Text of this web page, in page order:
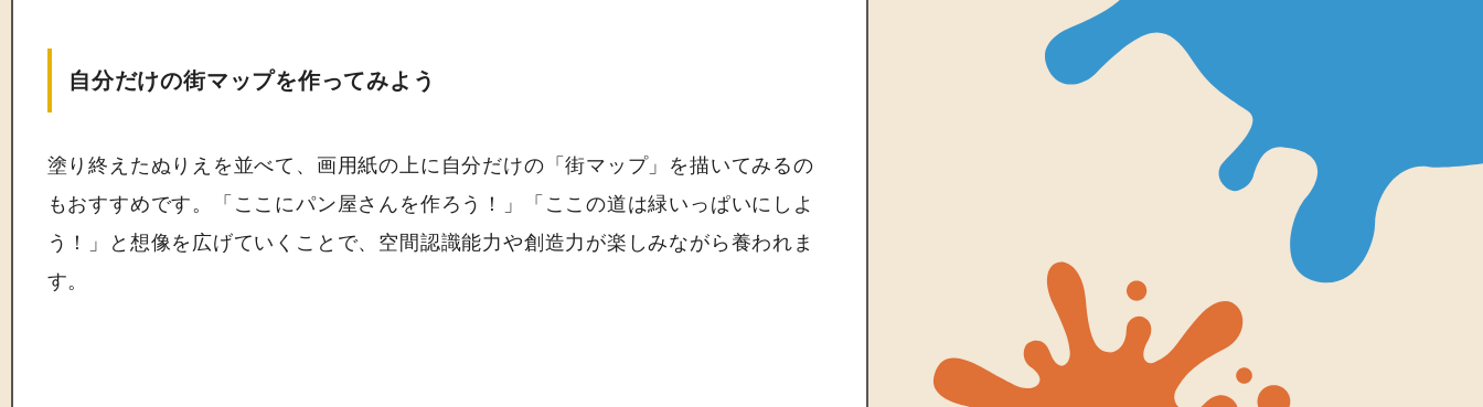
自分だけの街マップを作ってみよう
塗り終えたぬりえを並べて、画用紙の上に自分だけの「街マップ」を描いてみるの
もおすすめです。「ここにパン屋さんを作ろう！」「ここの道は緑いっぱいにしよ
う！」と想像を広げていくことで、空間認識能力や創造力が楽しみながら養われま
す。